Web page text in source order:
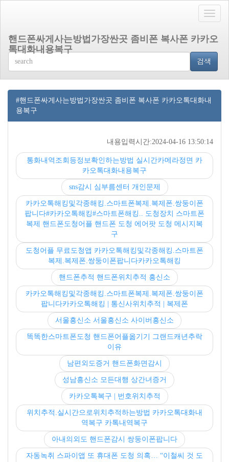
Toggle
핸드폰싸게사는방법가장싼곳 좀비폰 복사폰 카카오
톡대화내용복구
검색
#핸드폰싸게사는방법가장싼곳 좀비폰 복사폰 카카오톡대화내
용복구
내용입력시간:2024-04-16 13:50:14
통화내역조회등정보확인하는방법 실시간카메라정면 카
카오톡대화내용복구
sns감시 심부름센터 개인문제
카카오톡해킹및각종해킹.스마트폰복제.복제폰.쌍둥이폰
팝니다#카카오톡해킹#스마트폰해킹.. 도청장치 스마트폰
복제 핸드폰도청어플 핸드폰 도청 에어팟 도청 메시지복
구
도청어플 무료도청앱 카카오톡해킹및각종해킹.스마트폰
복제.복제폰.쌍둥이폰팝니다카카오톡해킹
핸드폰추적 핸드폰위치추적 흥신소
카카오톡해킹및각종해킹.스마트폰복제.복제폰.쌍둥이폰
팝니다카카오톡해킹 | 통신사위치추적 | 복제폰
서울흥신소 서울흥신소 사이버흥신소
똑똑한스마트폰도청 핸드폰어플옮기기 그랜드캐년추락
이유
남편외도증거 핸드폰화면감시
성남흥신소 모든대행 상간녀증거
카카오톡복구 | 번호위치추적
위치추적.실시간으로위치추적하는방법 카카오톡대화내
역복구 카톡내역복구
아내의외도 핸드폰감시 쌍둥이폰팝니다
자동녹취 스파이앱 또 휴대폰 도청 의혹… “이철씨 것 도